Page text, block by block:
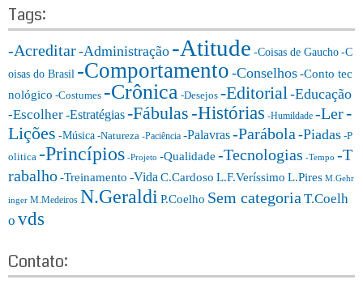
o
t
e
r
i
a
s:
Tags:
-Acreditar-Administração -Atitude -Coisas de Gaucho -C
oisas do Brasil -Comportamento -Conselhos-Conto tec
nológico -Costumes -Crônica -Desejos -Editorial-Educação
-Escolher-Estratégias-Fábulas-Histórias -Humildade -Ler-
Lições -Música -Natureza -Paciência -Palavras-Parábola-Piadas -P
olitica -Princípios -Projeto -Qualidade -Tecnologias -Tempo -T
rabalho-Treinamento -VidaC.Cardoso L.F.Veríssimo L.Pires M.Gehr
inger M.Medeiros N.Geraldi P.Coelho Sem categoria T.Coelh
o vds
Contato: